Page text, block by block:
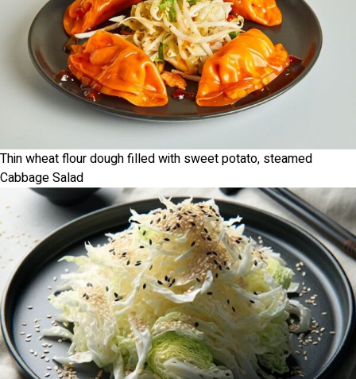
Thin wheat flour dough filled with sweet potato, steamed
Cabbage Salad